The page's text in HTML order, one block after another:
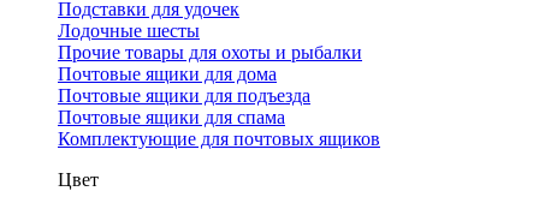
Подставки для удочек
Лодочные шесты
Прочие товары для охоты и рыбалки
Почтовые ящики для дома
Почтовые ящики для подъезда
Почтовые ящики для спама
Комплектующие для почтовых ящиков
Цвет